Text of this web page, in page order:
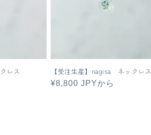
レス 【受注生産】nagisa ネックレス
通
¥8,800 JPYから